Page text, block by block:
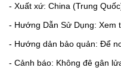
- Xuất xứ: China (Trung
- Hướng Dẫn Sử Dụng: Xem
- Hướng dản bảo quản: Để
- Cảnh báo: Không đê gân